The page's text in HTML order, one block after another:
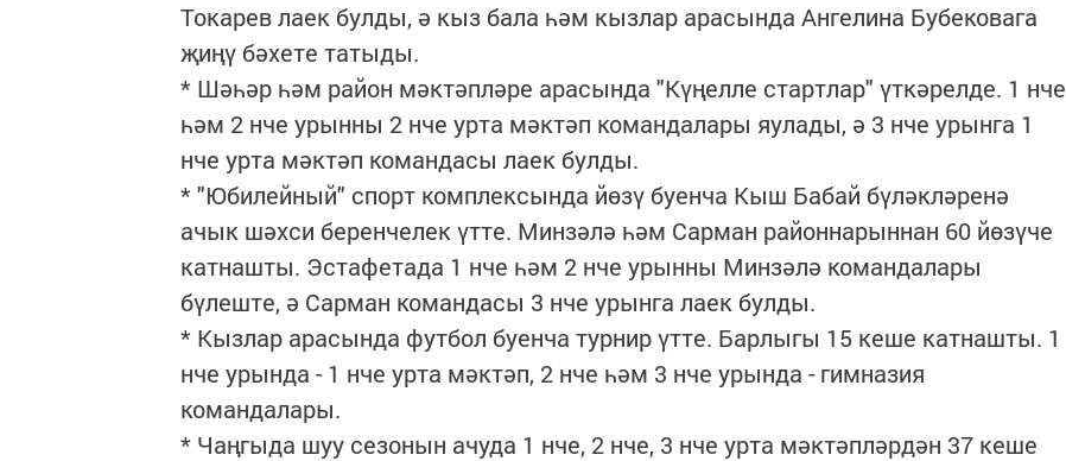
Токарев лаек булды, ә кыз бала һәм кызлар арасында Ангелина Бубековага
җиңү бәхете татыды.
* Шәһәр һәм район мәктәпләре арасында "Күңелле стартлар" үткәрелде. 1 нче
һәм 2 нче урынны 2 нче урта мәктәп командалары яулады, ә 3 нче урынга 1
нче урта мәктәп командасы лаек булды.
* "Юбилейный" спорт комплексында йөзү буенча Кыш Бабай бүләкләренә
ачык шәхси беренчелек үтте. Минзәлә һәм Сарман районнарыннан 60 йөзүче
катнашты. Эстафетада 1 нче һәм 2 нче урынны Минзәлә командалары
бүлеште, ә Сарман командасы 3 нче урынга лаек булды.
* Кызлар арасында футбол буенча турнир үтте. Барлыгы 15 кеше катнашты. 1
нче урында - 1 нче урта мәктәп, 2 нче һәм 3 нче урында - гимназия
командалары.
* Чаңгыда шуу сезонын ачуда 1 нче, 2 нче, 3 нче урта мәктәпләрдән 37 кеше